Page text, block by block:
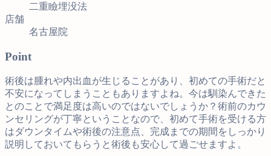
二重瞼埋没法
店舗
名古屋院
Point
術後は腫れや内出血が生じることがあり、初めての手術だと
不安になってしまうこともありますよね。今は馴染んできた
とのことで満足度は高いのではないでしょうか？術前のカウ
ンセリングが丁寧ということなので、初めて手術を受ける方
はダウンタイムや術後の注意点、完成までの期間をしっかり
説明しておいてもらうと術後も安心して過ごせますよ。